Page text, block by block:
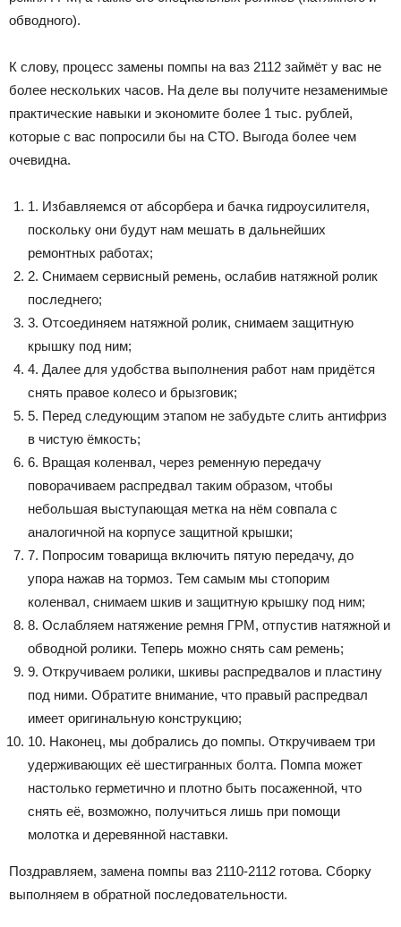
обводного).
К слову, процесс замены помпы на ваз 2112 займёт у вас не
более нескольких часов. На деле вы получите незаменимые
практические навыки и экономите более 1 тыс. рублей,
которые с вас попросили бы на СТО. Выгода более чем
очевидна.
1. Избавляемся от абсорбера и бачка гидроусилителя,
поскольку они будут нам мешать в дальнейших
ремонтных работах;
2. Снимаем сервисный ремень, ослабив натяжной ролик
последнего;
3. Отсоединяем натяжной ролик, снимаем защитную
крышку под ним;
4. Далее для удобства выполнения работ нам придётся
снять правое колесо и брызговик;
5. Перед следующим этапом не забудьте слить антифриз
в чистую ёмкость;
6. Вращая коленвал, через ременную передачу
поворачиваем распредвал таким образом, чтобы
небольшая выступающая метка на нём совпала с
аналогичной на корпусе защитной крышки;
7. Попросим товарища включить пятую передачу, до
упора нажав на тормоз. Тем самым мы стопорим
коленвал, снимаем шкив и защитную крышку под ним;
8. Ослабляем натяжение ремня ГРМ, отпустив натяжной и
обводной ролики. Теперь можно снять сам ремень;
9. Откручиваем ролики, шкивы распредвалов и пластину
под ними. Обратите внимание, что правый распредвал
имеет оригинальную конструкцию;
10. Наконец, мы добрались до помпы. Откручиваем три
удерживающих её шестигранных болта. Помпа может
настолько герметично и плотно быть посаженной, что
снять её, возможно, получиться лишь при помощи
молотка и деревянной наставки.
Поздравляем, замена помпы ваз 2110-2112 готова. Сборку
выполняем в обратной последовательности.